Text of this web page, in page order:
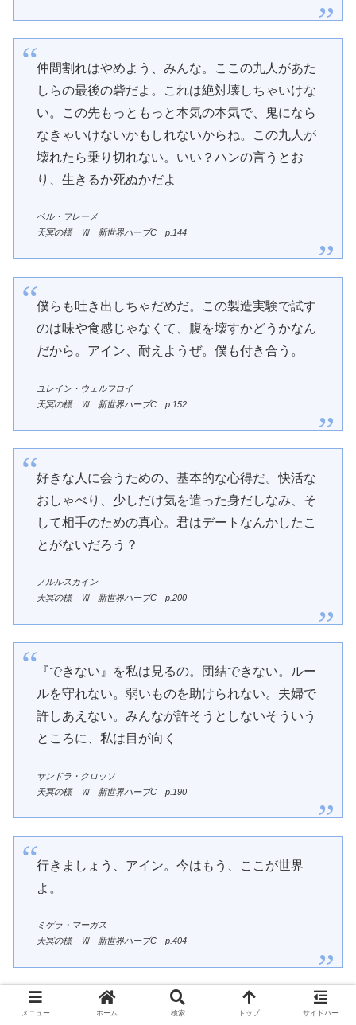
仲間割れはやめよう、みんな。ここの九人があた
しらの最後の砦だよ。これは絶対壊しちゃいけな
い。この先もっともっと本気の本気で、鬼になら
なきゃいけないかもしれないからね。この九人が
壊れたら乗り切れない。いい？ハンの言うとお
り、生きるか死ぬかだよ
ベル・フレーメ
天冥の標 Ⅶ 新世界ハーブC
p. 144
僕らも吐き出しちゃだめだ。この製造実験で試す
のは味や食感じゃなくて、腹を壊すかどうかなん
だから。アイン、耐えようぜ。僕も付き合う。
ユレイン・ウェルフロイ
天冥の標 Ⅶ 新世界ハーブCp. 152
好きな人に会うための、基本的な心得だ。快活な
おしゃべり、少しだけ気を遣った身だしなみ、そ
して相手のための真心。君はデートなんかしたこ
とがないだろう？
ノルルスカイン
天冥の標 Ⅶ 新世界ハーブCp. 200
『できない』を私は見るの。団結できない。ルー
ルを守れない。弱いものを助けられない。夫婦で
許しあえない。みんなが許そうとしないそういう
ところに、私は目が向く
サンドラ・クロッソ
天冥の標 Ⅶ 新世界ハーブCp.190
行きましょう、アイン。今はもう、ここが世界
よ。
ミゲラ・マーガス
天冥の標 Ⅶ 新世界ハーブCp. 404
入手案内
メニュー ホーム 検索 トップ サイドバー